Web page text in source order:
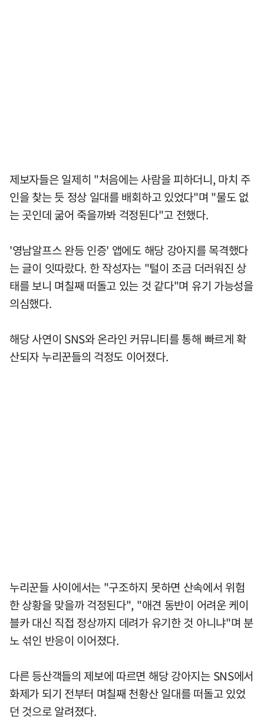
제보자들은 일제히 "처음에는 사람을 피하더니, 마치 주
인을 찾는 듯 정상 일대를 배회하고 있었다"며 "물도 없
는 곳인데 굶어 죽을까봐 걱정된다"고 전했다.
'영남알프스 완등 인증' 앱에도 해당 강아지를 목격했다
는 글이 잇따랐다. 한 작성자는 "털이 조금 더러워진 상
태를 보니 며칠째 떠돌고 있는 것 같다"며 유기 가능성을
의심했다.
해당 사연이 SNS와 온라인 커뮤니티를 통해 빠르게 확
산되자 누리꾼들의 걱정도 이어졌다.
누리꾼들 사이에서는 "구조하지 못하면 산속에서 위험
한 상황을 맞을까 걱정된다", "애견 동반이 어려운 케이
블카 대신 직접 정상까지 데려가 유기한 것 아니냐"며 분
노 섞인 반응이 이어졌다.
다른 등산객들의 제보에 따르면 해당 강아지는 SNS에서
화제가 되기 전부터 며칠째 천황산 일대를 떠돌고 있었
던 것으로 알려졌다.